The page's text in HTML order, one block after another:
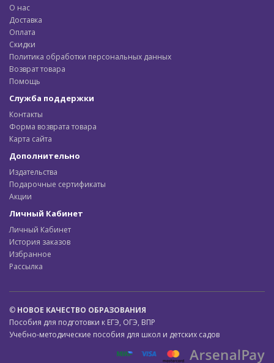
О нас
Доставка
Оплата
Скидки
Политика обработки персональных данных
Возврат товара
Помощь
Служба поддержки
Контакты
Форма возврата товара
Карта сайта
Дополнительно
Издательства
Подарочные сертификаты
Акции
Личный Кабинет
Личный Кабинет
История заказов
Избранное
Рассылка
© НОВОЕ КАЧЕСТВО ОБРАЗОВАНИЯ
Пособия для подготовки к ЕГЭ, ОГЭ, ВПР
Учебно-методические пособия для школ и детских садов